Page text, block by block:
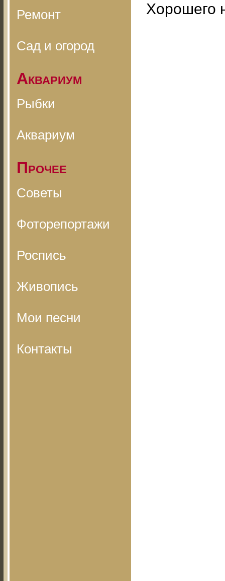
Ремонт
Сад и огород
Аквариум
Рыбки
Аквариум
Прочее
Советы
Фоторепортажи
Роспись
Живопись
Мои песни
Контакты
Хорошего